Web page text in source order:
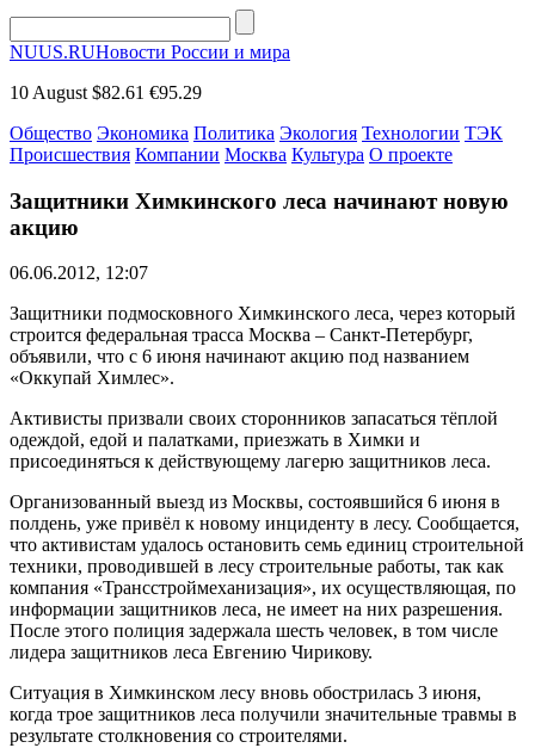
NUUS.RUНовости России и мира
10 August $82.61 €95.29
Общество Экономика Политика Экология Технологии ТЭК
Происшествия Компании Москва Культура О проекте
Защитники Химкинского леса начинают новую
акцию
06.06.2012, 12:07
Защитники подмосковного Химкинского леса, через который
строится федеральная трасса Москва – Санкт-Петербург,
объявили, что с 6 июня начинают акцию под названием
«Оккупай Химлес».
Активисты призвали своих сторонников запасаться тёплой
одеждой, едой и палатками, приезжать в Химки и
присоединяться к действующему лагерю защитников леса.
Организованный выезд из Москвы, состоявшийся 6 июня в
полдень, уже привёл к новому инциденту в лесу. Сообщается,
что активистам удалось остановить семь единиц строительной
техники, проводившей в лесу строительные работы, так как
компания «Трансстроймеханизация», их осуществляющая, по
информации защитников леса, не имеет на них разрешения.
После этого полиция задержала шесть человек, в том числе
лидера защитников леса Евгению Чирикову.
Ситуация в Химкинском лесу вновь обострилась 3 июня,
когда трое защитников леса получили значительные травмы в
результате столкновения со строителями.